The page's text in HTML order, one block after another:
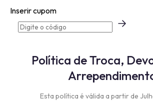
Conta
Esqueci minha senha
Inserir cupom
Política de Troca,
Esta política é válida a partir de